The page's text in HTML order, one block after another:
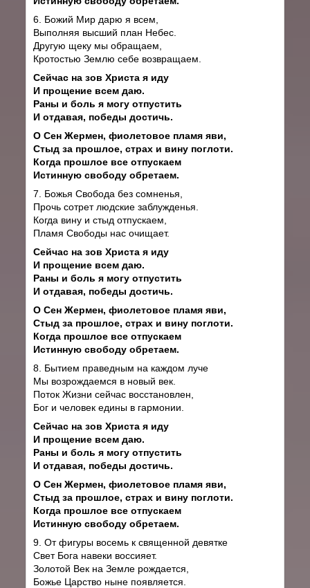
6. Божий Мир дарю я всем,
Выполняя высший план Небес.
Другую щеку мы обращаем,
Кротостью Землю себе возвращаем.
Сейчас на зов Христа я иду
И прощение всем даю.
Раны и боль я могу отпустить
И отдавая, победы достичь.
О Сен Жермен, фиолетовое пламя яви,
Стыд за прошлое, страх и вину поглоти.
Когда прошлое все отпускаем
Истинную свободу обретаем.
7. Божья Свобода без сомненья,
Прочь сотрет людские заблужденья.
Когда вину и стыд отпускаем,
Пламя Свободы нас очищает.
Сейчас на зов Христа я иду
И прощение всем даю.
Раны и боль я могу отпустить
И отдавая, победы достичь.
О Сен Жермен, фиолетовое пламя яви,
Стыд за прошлое, страх и вину поглоти.
Когда прошлое все отпускаем
Истинную свободу обретаем.
8. Бытием праведным на каждом луче
Мы возрождаемся в новый век.
Поток Жизни сейчас восстановлен,
Бог и человек едины в гармонии.
Сейчас на зов Христа я иду
И прощение всем даю.
Раны и боль я могу отпустить
И отдавая, победы достичь.
О Сен Жермен, фиолетовое пламя яви,
Стыд за прошлое, страх и вину поглоти.
Когда прошлое все отпускаем
Истинную свободу обретаем.
9. От фигуры восемь к священной девятке
Свет Бога навеки воссияет.
Золотой Век на Земле рождается,
Божье Царство ныне появляется.